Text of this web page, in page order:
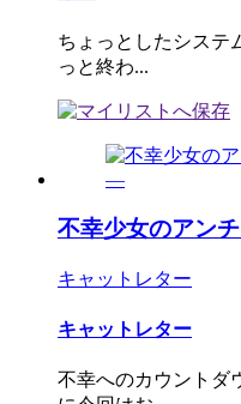
ちょっとしたシステ
っと終わ...
不幸少女のアン
キャットレター
キャットレター
不幸へのカウント